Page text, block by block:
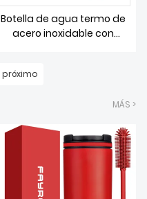
Botella de agua termo de
acero inoxidable con
próximo
MÁS >